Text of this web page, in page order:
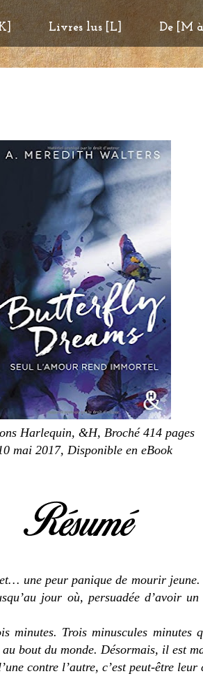
Livres lus [L] De [M
Harlequin, &H, Broché 414 pages
mai 2017, Disponible en eBook
une peur panique de mourir
jour où, persuadée d’avoir
minutes. Trois minuscules
bout du monde. Désormais, il est
contre l’autre, c’est peut-être